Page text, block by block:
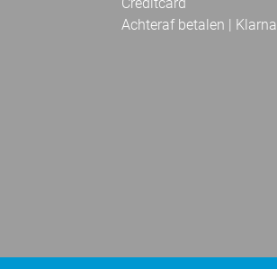
Achteraf betalen | Klarna